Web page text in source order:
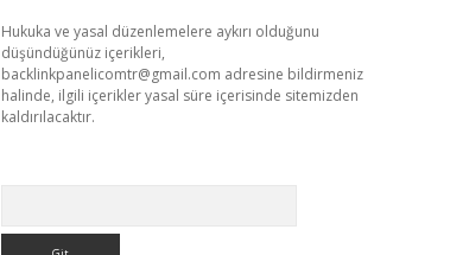
Hukuka ve yasal düzenlemelere aykırı olduğunu
düşündüğünüz içerikleri,
backlinkpanelicomtr@gmail.com adresine bildirmeniz
halinde, ilgili içerikler yasal süre içerisinde sitemizden
kaldırılacaktır.